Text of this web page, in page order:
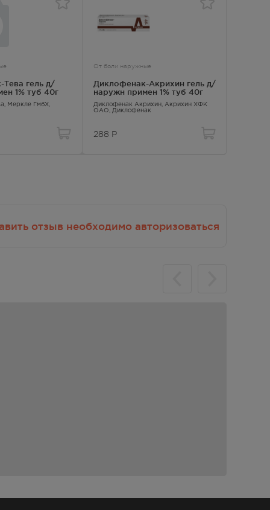
гель д/
1% туб 40г
, Меркле ГмбХ,
От боли наружные
Диклофенак-Акрихин гель д/
наружн примен 1% туб 40г
Диклофенак Акрихин , Акрихин ХФК
ОАО, Диклофенак
288 Р
отзыв необходимо авторизоваться